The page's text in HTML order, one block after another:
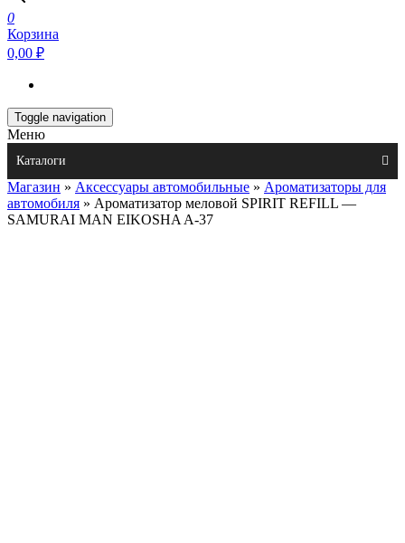
0
Корзина
0,00 ₽
Toggle navigation
Меню
Каталоги
Магазин » Аксессуары автомобильные » Ароматизаторы для
автомобиля » Ароматизатор меловой SPIRIT REFILL —
SAMURAI MAN EIKOSHA A-37